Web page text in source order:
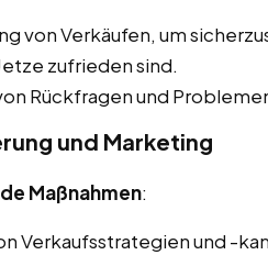
von Verkäufen, um
zufrieden sind.
Rückfragen und
und Marketing
Maßnahmen:
Verkaufsstrategien und -